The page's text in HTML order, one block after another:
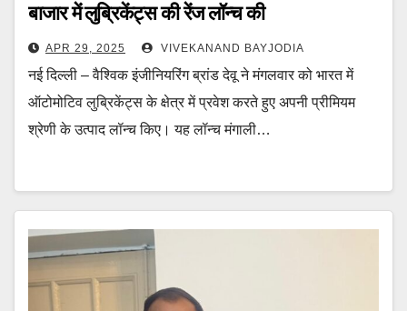
बाजार में लुब्रिकेंट्स की रेंज लॉन्च की
APR 29, 2025 VIVEKANAND BAYJODIA
नई दिल्ली – वैश्विक इंजीनियरिंग ब्रांड देवू ने मंगलवार को भारत में
ऑटोमोटिव लुब्रिकेंट्स के क्षेत्र में प्रवेश करते हुए अपनी प्रीमियम
श्रेणी के उत्पाद लॉन्च किए। यह लॉन्च मंगाली…